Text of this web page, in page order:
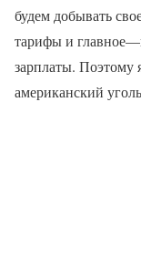
будем добывать
тарифы и
зарплаты. Поэтому
американский